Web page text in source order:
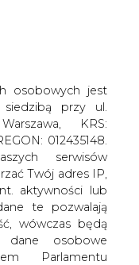
A A
SIĘ
osobowych jest
przy ul.
KRS:
012435148.
serwisów
Twój adres IP,
aktywności lub
te pozwalają
wówczas będą
dane osobowe
Parlamentu